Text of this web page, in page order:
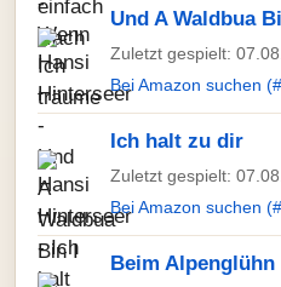
Und A Waldbua
Zuletzt gespielt:
Bei Amazon suchen
Ich halt zu dir
Zuletzt gespielt:
Bei Amazon suchen
Beim